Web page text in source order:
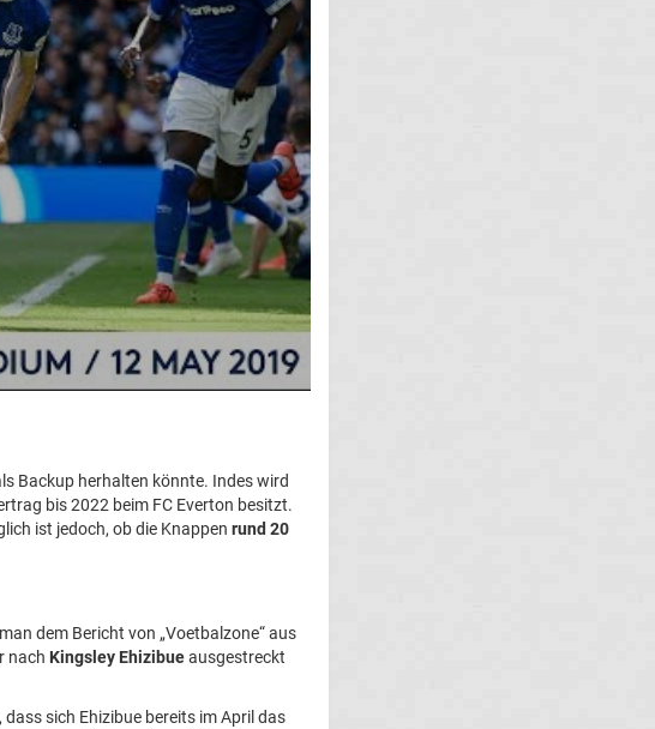
Backup herhalten könnte. Indes wird
bis 2022 beim FC Everton besitzt.
ist jedoch, ob die Knappen rund 20
dem Bericht von „Voetbalzone“ aus
nach Kingsley Ehizibueausgestreckt
sich Ehizibue bereits im April das